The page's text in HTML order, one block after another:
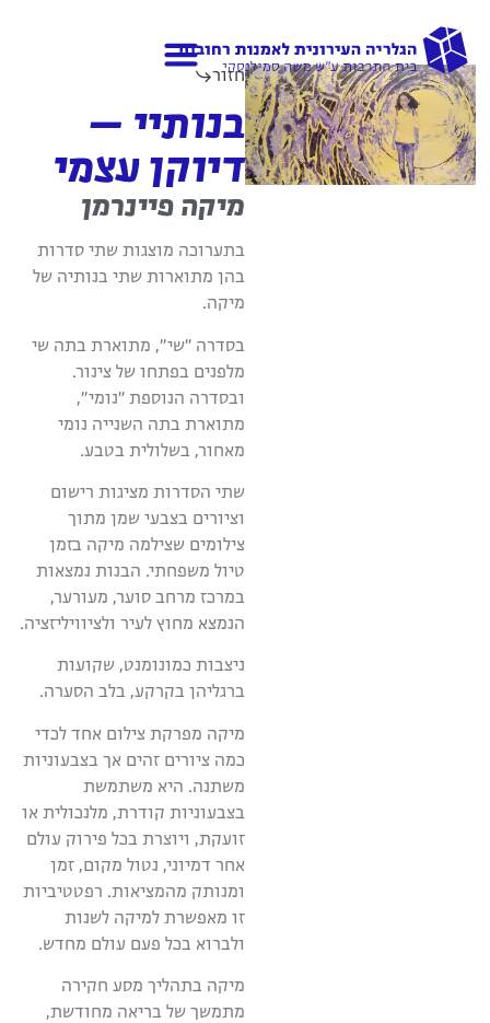
חזור
בנותיי –
דיוקן עצמי
מיקה פיינרמן
בתערוכה מוצגות שתי סדרות
בהן מתוארות שתי בנותיה של
מיקה.
בסדרה "שי", מתוארת בתה שי
מלפנים בפתחו של צינור.
ובסדרה הנוספת "נומי",
מתוארת בתה השנייה נומי
מאחור, בשלולית בטבע.
שתי הסדרות מציגות רישום
וציורים בצבעי שמן מתוך
צילומים שצילמה מיקה בזמן
טיול משפחתי. הבנות נמצאות
במרכז מרחב סוער, מעורער,
הנמצא מחוץ לעיר ולציוויליזציה.
ניצבות כמונומנט, שקועות
ברגליהן בקרקע, בלב הסערה.
מיקה מפרקת צילום אחד לכדי
כמה ציורים זהים אך בצבעוניות
משתנה. היא משתמשת
בצבעוניות קודרת, מלנכולית או
זועקת, ויוצרת בכל פירוק עולם
אחר דמיוני, נטול מקום, זמן
ומנותק מהמציאות. רפטטיביות
זו מאפשרת למיקה לשנות
ולברוא בכל פעם עולם מחדש.
מיקה בתהליך מסע חקירה
מתמשך של בריאה מחודשת,